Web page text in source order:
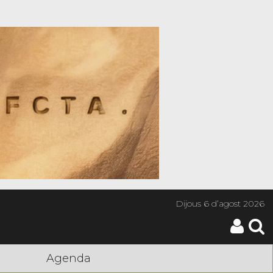
Dijous6 d’agost 2026
Agenda